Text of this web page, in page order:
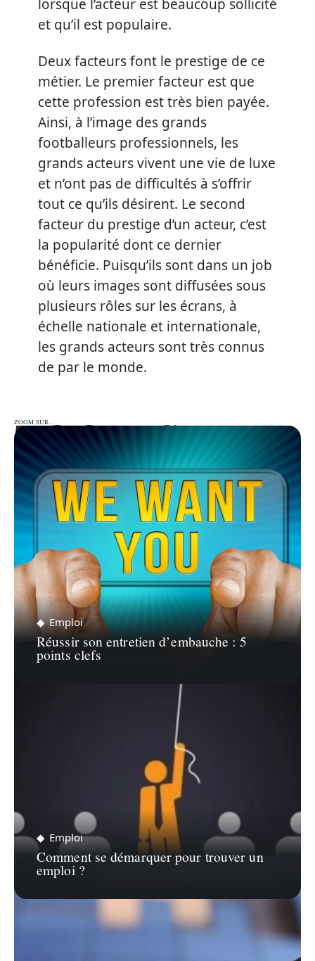
lorsque l’acteur est beaucoup sollicité
et qu’il est populaire.
Deux facteurs font le prestige de ce
métier. Le premier facteur est que
cette profession est très bien payée.
Ainsi, à l’image des grands
footballeurs professionnels, les
grands acteurs vivent une vie de luxe
et n’ont pas de difficultés à s’offrir
tout ce qu’ils désirent. Le second
facteur du prestige d’un acteur, c’est
la popularité dont ce dernier
bénéficie. Puisqu’ils sont dans un job
où leurs images sont diffusées sous
plusieurs rôles sur les écrans, à
échelle nationale et internationale,
les grands acteurs sont très connus
de par le monde.
ZOOM SUR…
ZOOM SUR…
Emploi
Réussir son entretien d’embauche : 5
points clefs
Emploi
Comment se démarquer pour trouver un
emploi ?